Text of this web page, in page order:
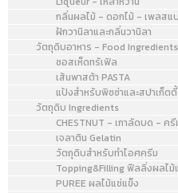
กลิ่นผลไม้ - ดอกไม้ - เพลสแ
ฝักวานิลาและกลิ่นวานิลา
วัตถุดิบอาหาร - Food Ingredients
ซอสเห็ดทรัเฟิล
เส้นพาสต้า PASTA
แป้งสำหรับพิซซ่าและสปาเก็ตตี้
วัตถุดิบ Ingredients
CHESTNUT - เกาลัดบด - ค
เจลาติน Gelatin
วัตถุดิบสำหรับทำไอศครีม
Topping&Filling ฟีลลิ่งผลไ
PUREE ผลไม้แช่แข็ง